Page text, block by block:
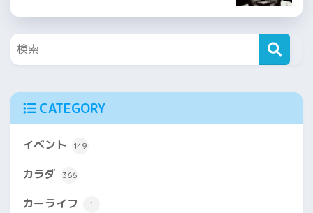
CATEGORY
イベント 149
カラダ 366
カーライフ 1